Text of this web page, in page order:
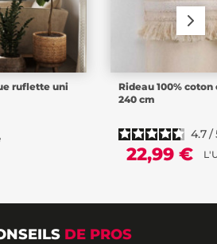
ruflette uni
Rideau 100% coton
240 cm
4.7/
22,99 €
DE PROS